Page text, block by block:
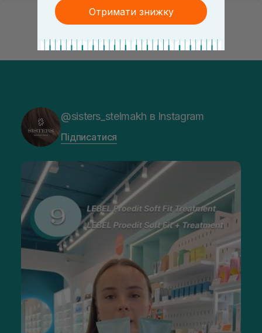
@sisters_stelmakh в Instagram
Підписатися
Отримати знижку